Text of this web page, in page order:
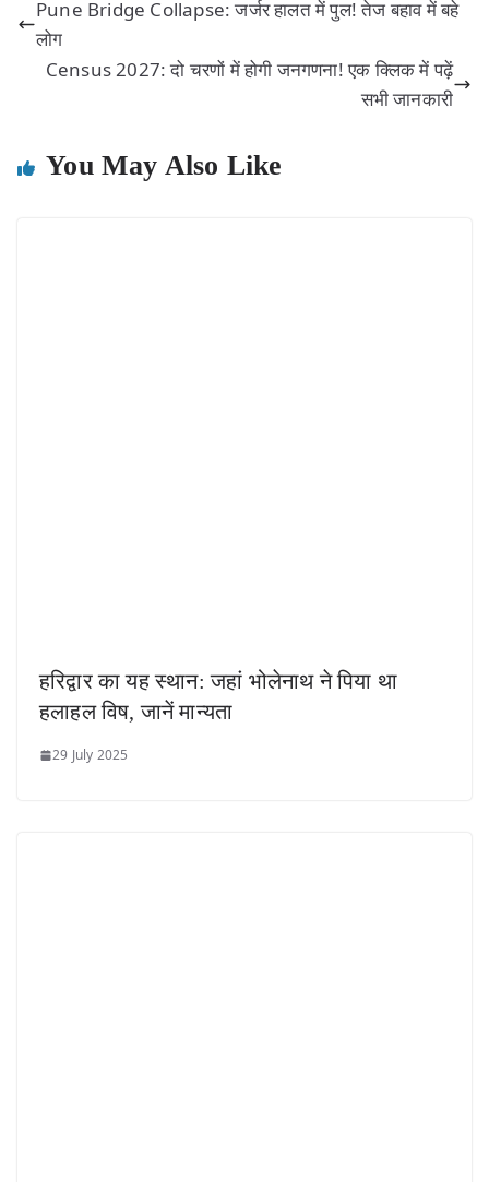
Pune Bridge Collapse: जर्जर हालत में पुल! तेज बहाव में बहे
लोग
Census 2027: दो चरणों में होगी जनगणना! एक क्लिक में पढ़ें
सभी जानकारी
You May Also Like
हरिद्वार का यह स्थान: जहां भोलेनाथ ने पिया था
हलाहल विष, जानें मान्यता
29 July 2025